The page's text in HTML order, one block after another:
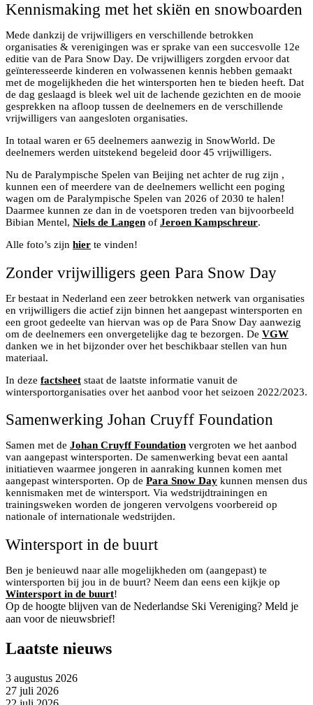
Kennismaking met het skiën en snowboarden
Mede dankzij de vrijwilligers en verschillende betrokken
organisaties & verenigingen was er sprake van een succesvolle 12e
editie van de Para Snow Day. De vrijwilligers zorgden ervoor dat
geïnteresseerde kinderen en volwassenen kennis hebben gemaakt
met de mogelijkheden die het wintersporten hen te bieden heeft. Dat
de dag geslaagd is bleek wel uit de lachende gezichten en de mooie
gesprekken na afloop tussen de deelnemers en de verschillende
vrijwilligers van aangesloten organisaties.
In totaal waren er 65 deelnemers aanwezig in SnowWorld. De
deelnemers werden uitstekend begeleid door 45 vrijwilligers.
Nu de Paralympische Spelen van Beijing net achter de rug zijn ,
kunnen een of meerdere van de deelnemers wellicht een poging
wagen om de Paralympische Spelen van 2026 of 2030 te halen!
Daarmee kunnen ze dan in de voetsporen treden van bijvoorbeeld
Bibian Mentel, Niels de Langen of Jeroen Kampschreur.
Alle foto’s zijn hier te vinden!
Zonder vrijwilligers geen Para Snow Day
Er bestaat in Nederland een zeer betrokken netwerk van organisaties
en vrijwilligers die actief zijn binnen het aangepast wintersporten en
een groot gedeelte van hiervan was op de Para Snow Day aanwezig
om de deelnemers een onvergetelijke dag te bezorgen. De VGW
danken we in het bijzonder over het beschikbaar stellen van hun
materiaal.
In deze factsheet staat de laatste informatie vanuit de
wintersportorganisaties over het aanbod voor het seizoen 2022/2023.
Samenwerking Johan Cruyff Foundation
Samen met de Johan Cruyff Foundation vergroten we het aanbod
van aangepast wintersporten. De samenwerking bevat een aantal
initiatieven waarmee jongeren in aanraking kunnen komen met
aangepast wintersporten. Op de Para Snow Day kunnen mensen dus
kennismaken met de wintersport. Via wedstrijdtrainingen en
trainingsweken worden de jongeren vervolgens voorbereid op
nationale of internationale wedstrijden.
Wintersport in de buurt
Ben je benieuwd naar alle mogelijkheden om (aangepast) te
wintersporten bij jou in de buurt? Neem dan eens een kijkje op
Wintersport in de buurt!
Op de hoogte blijven van de Nederlandse Ski Vereniging? Meld je
aan voor de nieuwsbrief!
Laatste nieuws
3 augustus 2026
27 juli 2026